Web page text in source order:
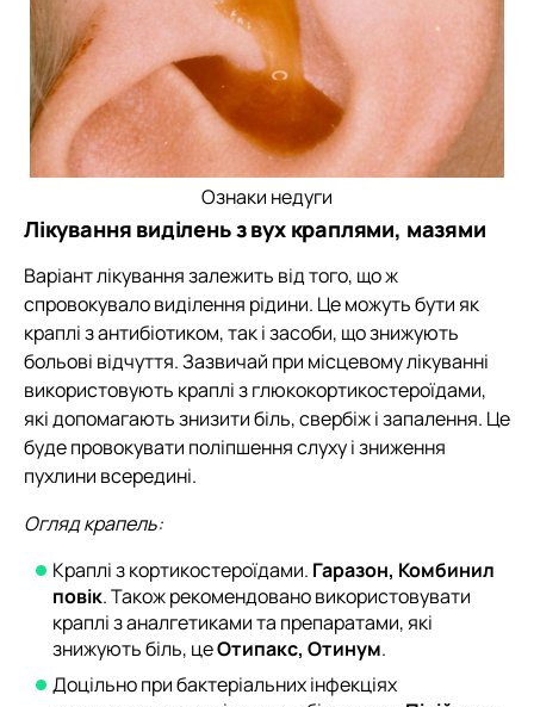
Ознаки недуги
Лікування виділень з вух краплями, мазями
Варіант лікування залежить від того, що ж
спровокувало виділення рідини. Це можуть бути як
краплі з антибіотиком, так і засоби, що знижують
больові відчуття. Зазвичай при місцевому лікуванні
використовують краплі з глюкокортикостероїдами,
які допомагають знизити біль, свербіж і запалення. Це
буде провокувати поліпшення слуху і зниження
пухлини всередині.
Огляд крапель:
Краплі з кортикостероїдами. Гаразон, Комбинил
повік. Також рекомендовано використовувати
краплі з аналгетиками та препаратами, які
знижують біль, цеОтипакс, Отинум.
Доцільно при бактеріальних інфекціях